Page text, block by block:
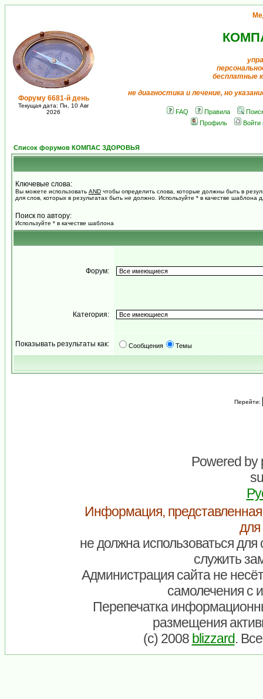
Форуму 6681-й день
Текущая дата: Пн, 10 Авг
2026
бесплатные
не диагностика и лечение, но
FAQ Правила
Профиль
Войти
Список форумов КОМПАС ЗДОРОВЬЯ
Ключевые слова:
Вы можете использовать AND чтобы определить слова, которые должны быть в
для слов, которых в результатах быть не должно. Используйте * в качестве шаблона
Поиск по автору:
Используйте * в качестве шаблона
Форум:
Категория:
Показывать результаты как: Сообщения Темы
Перейти:
Powered by
Информация,
для
не должна использоваться
служить
Администрация сайта не
самолечения с
Перепечатка
размещения
(c) 2008 blizzard.